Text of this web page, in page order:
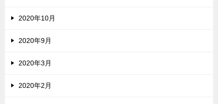
2020年10月
2020年9月
2020年3月
2020年2月